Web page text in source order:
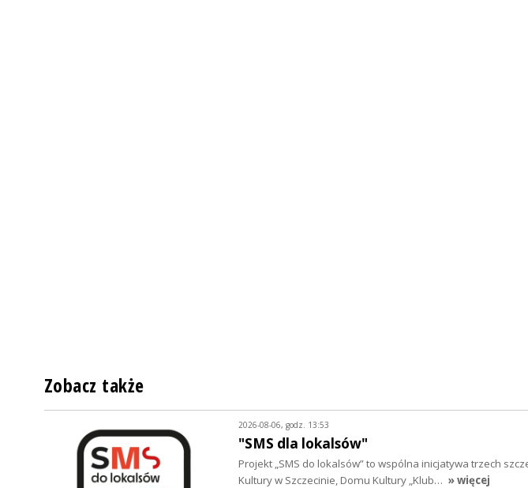
Zobacz także
2026-08-06, godz. 13:53
"SMS dla lokalsów"
Projekt „SMS do lokalsów” to wspólna inicjatywa trzech
Kultury w Szczecinie, Domu Kultury „Klub… » więcej